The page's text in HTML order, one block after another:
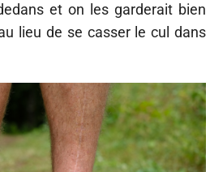
et on les garderait bien
lieu de se casser le cul dans